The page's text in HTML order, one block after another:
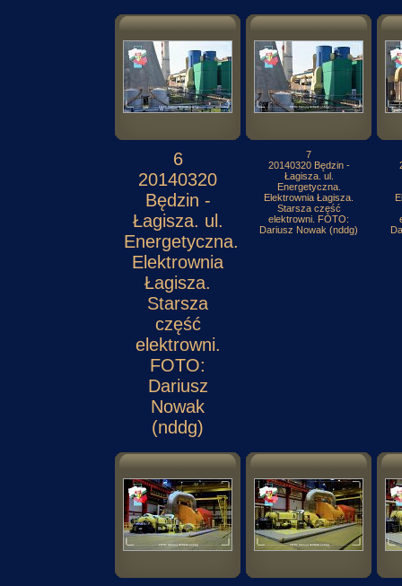
6
20140320
Będzin -
Łagisza. ul.
Energetyczna.
Elektrownia
Łagisza.
Starsza
część
elektrowni.
FOTO:
Dariusz
Nowak
(nddg)
7
20140320 Będzin -
Łagisza. ul.
Energetyczna.
Elektrownia Łagisza.
Starsza część
elektrowni. FOTO:
Dariusz Nowak (nddg)